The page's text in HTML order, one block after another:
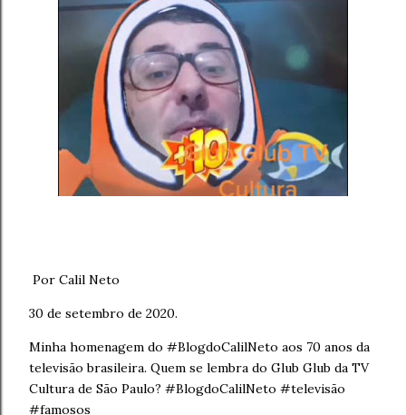
Por Calil Neto
30 de setembro de 2020.
Minha homenagem do #BlogdoCalilNeto aos 70 anos da
televisão brasileira. Quem se lembra do Glub Glub da TV
Cultura de São Paulo? #BlogdoCalilNeto #televisão
#famosos